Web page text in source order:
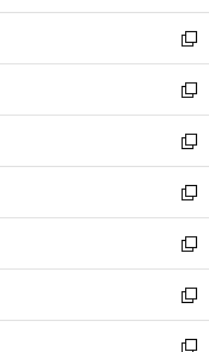
開
く
ウ
で
開
く
ン
ド
ウ
で
開
く
ウ
ィ
ン
ド
ウ
で
開
く
新
し
い
ウ
ィ
ン
ド
ウ
で
開
く
新
し
い
ウ
ィ
ン
ド
ウ
で
開
く
新
し
い
ウ
ィ
ン
ド
ウ
で
新
し
い
ウ
ィ
ン
ド
新
し
い
ウ
新
し